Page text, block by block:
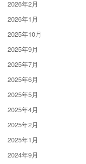
2026年2月
2026年1月
2025年10月
2025年9月
2025年7月
2025年6月
2025年5月
2025年4月
2025年2月
2025年1月
2024年9月